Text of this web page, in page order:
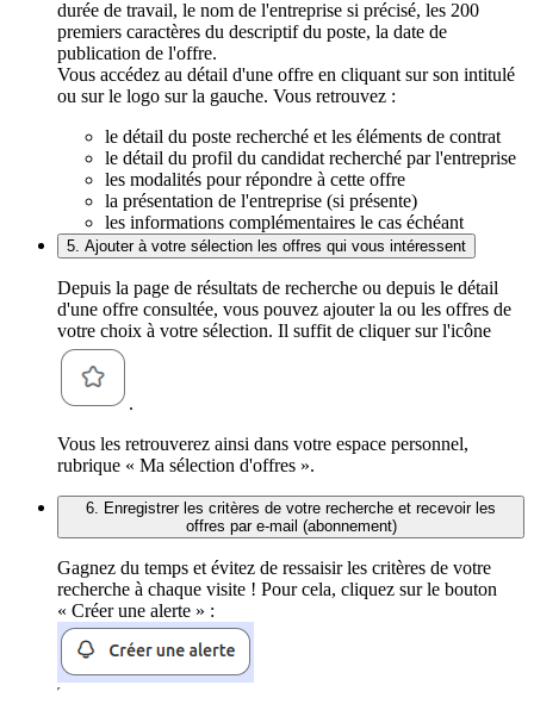
durée de travail, le nom de l'entreprise si précisé, les 200
premiers caractères du descriptif du poste, la date de
publication de l'offre.
Vous accédez au détail d'une offre en cliquant sur son intitulé
ou sur le logo sur la gauche. Vous retrouvez :
le détail du poste recherché et les éléments de contrat
le détail du profil du candidat recherché par l'entreprise
les modalités pour répondre à cette offre
la présentation de l'entreprise (si présente)
les informations complémentaires le cas échéant
5. Ajouter à votre sélection les offres qui vous intéressent
Depuis la page de résultats de recherche ou depuis le détail
d'une offre consultée, vous pouvez ajouter la ou les offres de
votre choix à votre sélection. Il suffit de cliquer sur l'icône
.
Vous les retrouverez ainsi dans votre espace personnel,
rubrique « Ma sélection d'offres ».
6. Enregistrer les critères de votre recherche et recevoir les
offres par e-mail (abonnement)
Gagnez du temps et évitez de ressaisir les critères de votre
recherche à chaque visite ! Pour cela, cliquez sur le bouton
« Créer une alerte » :